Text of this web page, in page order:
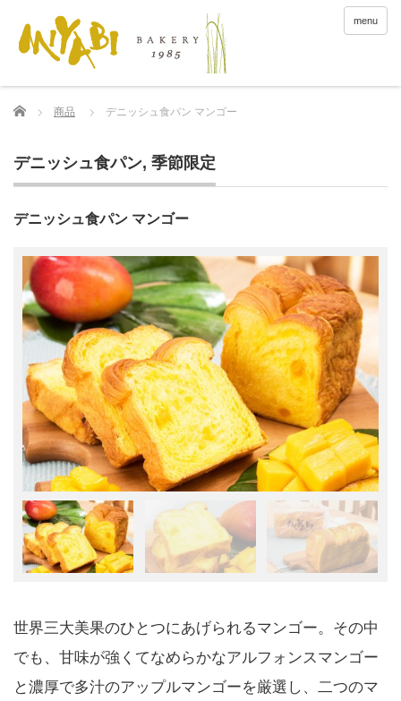
menu
Home 商品 デニッシュ食パン マンゴー
デニッシュ食パン, 季節限定
デニッシュ食パン マンゴー
世界三大美果のひとつにあげられるマンゴー。その中
でも、甘味が強くてなめらかなアルフォンスマンゴー
と濃厚で多汁のアップルマンゴーを厳選し、二つのマ